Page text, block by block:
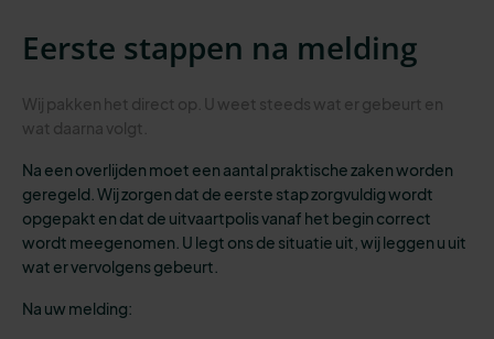
Eerste stappen na melding
Wij pakken het direct op. U weet steeds wat er gebeurt en
wat daarna volgt.
Na een overlijden moet een aantal praktische zaken worden
geregeld. Wij zorgen dat de eerste stap zorgvuldig wordt
opgepakt en dat de uitvaartpolis vanaf het begin correct
wordt meegenomen. U legt ons de situatie uit, wij leggen u uit
wat er vervolgens gebeurt.
Na uw melding: